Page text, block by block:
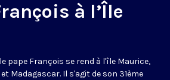
à l’Île
pape François se rend à l'île Maurice,
Madagascar. Il s'agit de son 31ème